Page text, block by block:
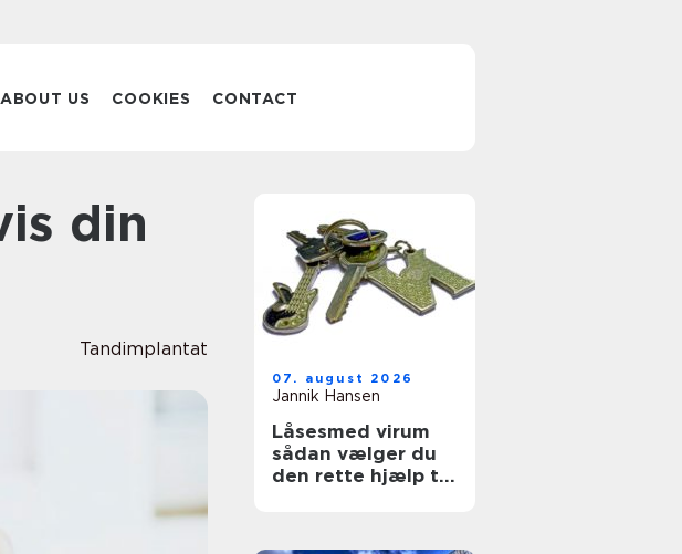
ABOUT US COOKIES CONTACT
Tandimplantat
07. august 2026
Jannik Hansen
Låsesmed virum
sådan vælger du
den rette hjælp til